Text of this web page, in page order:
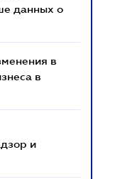
данных о
в
в
и